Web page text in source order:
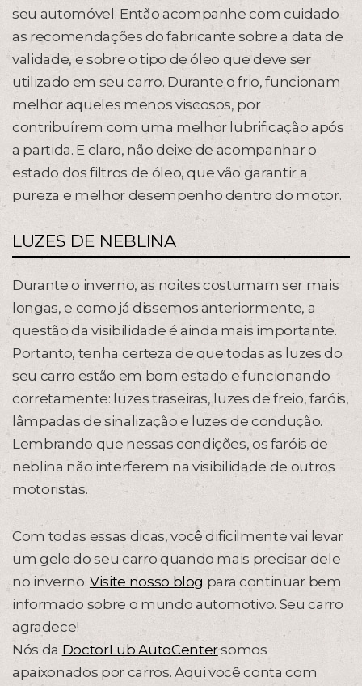
seu automóvel. Então acompanhe com cuidado
as recomendações do fabricante sobre a data de
validade, e sobre o tipo de óleo que deve ser
utilizado em seu carro. Durante o frio, funcionam
melhor aqueles menos viscosos, por
contribuírem com uma melhor lubrificação após
a partida. E claro, não deixe de acompanhar o
estado dos filtros de óleo, que vão garantir a
pureza e melhor desempenho dentro do motor.
LUZES DE NEBLINA
Durante o inverno, as noites costumam ser mais
longas, e como já dissemos anteriormente, a
questão da visibilidade é ainda mais importante.
Portanto, tenha certeza de que todas as luzes do
seu carro estão em bom estado e funcionando
corretamente: luzes traseiras, luzes de freio, faróis,
lâmpadas de sinalização e luzes de condução.
Lembrando que nessas condições, os faróis de
neblina não interferem na visibilidade de outros
motoristas.
Com todas essas dicas, você dificilmente vai levar
um gelo do seu carro quando mais precisar dele
no inverno. Visite nosso blog para continuar bem
informado sobre o mundo automotivo. Seu carro
agradece!
Nós da DoctorLub AutoCentersomos
apaixonados por carros. Aqui você conta com